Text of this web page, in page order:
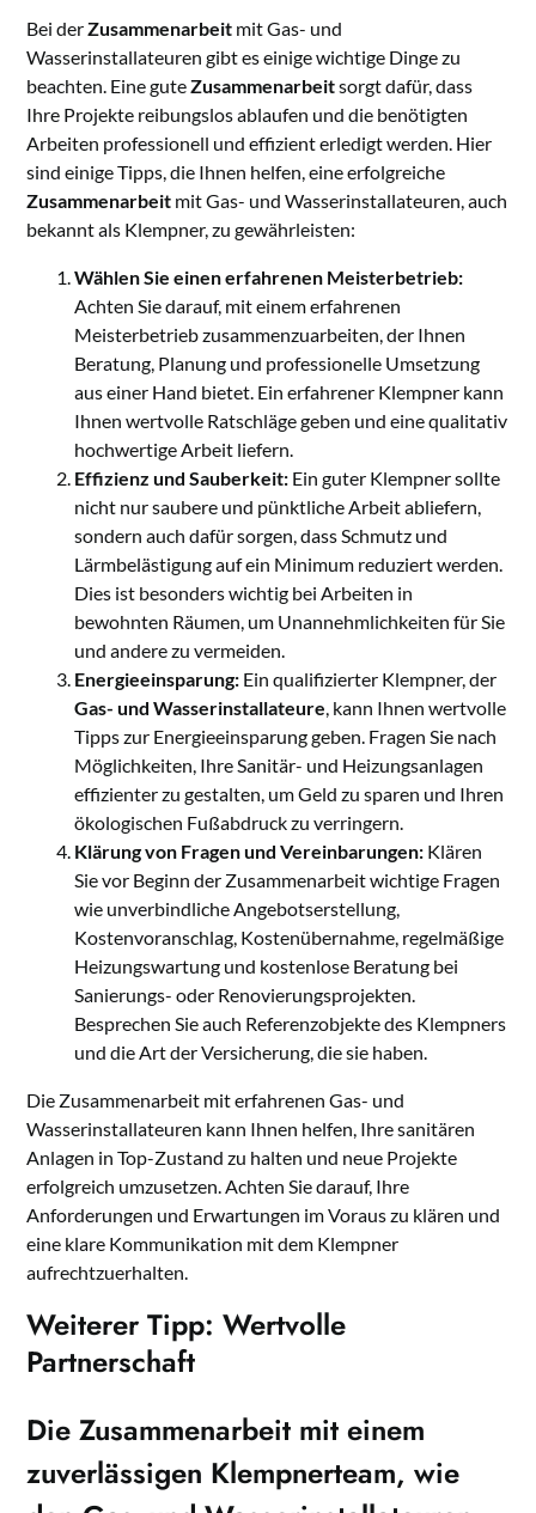
Bei derZusammenarbeit mit Gas- und
Wasserinstallateuren gibt es einige wichtige Dinge zu
beachten. Eine guteZusammenarbeitsorgt dafür, dass
Ihre Projekte reibungslos ablaufen und die benötigten
Arbeiten professionell und effizient erledigt werden. Hier
sind einige Tipps, die Ihnen helfen, eine erfolgreiche
Zusammenarbeit mit Gas- und Wasserinstallateuren, auch
bekannt als Klempner, zu gewährleisten:
Wählen Sie einen erfahrenen Meisterbetrieb:
Achten Sie darauf, mit einem erfahrenen
Meisterbetrieb zusammenzuarbeiten, der Ihnen
Beratung, Planung und professionelle Umsetzung
aus einer Hand bietet. Ein erfahrener Klempner kann
Ihnen wertvolle Ratschläge geben und eine qualitativ
hochwertige Arbeit liefern.
Effizienz und Sauberkeit: Ein guter Klempner sollte
nicht nur saubere und pünktliche Arbeit abliefern,
sondern auch dafür sorgen, dass Schmutz und
Lärmbelästigung auf ein Minimum reduziert werden.
Dies ist besonders wichtig bei Arbeiten in
bewohnten Räumen, um Unannehmlichkeiten für Sie
und andere zu vermeiden.
Energieeinsparung: Ein qualifizierter Klempner, der
Gas- und Wasserinstallateure, kann Ihnen wertvolle
Tipps zur Energieeinsparung geben. Fragen Sie nach
Möglichkeiten, Ihre Sanitär- und Heizungsanlagen
effizienter zu gestalten, um Geld zu sparen und Ihren
ökologischen Fußabdruck zu verringern.
Klärung von Fragen und Vereinbarungen: Klären
Sie vor Beginn der Zusammenarbeit wichtige Fragen
wie unverbindliche Angebotserstellung,
Kostenvoranschlag, Kostenübernahme, regelmäßige
Heizungswartung und kostenlose Beratung bei
Sanierungs- oder Renovierungsprojekten.
Besprechen Sie auch Referenzobjekte des Klempners
und die Art der Versicherung, die sie haben.
Die Zusammenarbeit mit erfahrenen Gas- und
Wasserinstallateuren kann Ihnen helfen, Ihre sanitären
Anlagen in Top-Zustand zu halten und neue Projekte
erfolgreich umzusetzen. Achten Sie darauf, Ihre
Anforderungen und Erwartungen im Voraus zu klären und
eine klare Kommunikation mit dem Klempner
aufrechtzuerhalten.
Weiterer Tipp: Wertvolle
Partnerschaft
Die Zusammenarbeit mit einem
zuverlässigen Klempnerteam, wie